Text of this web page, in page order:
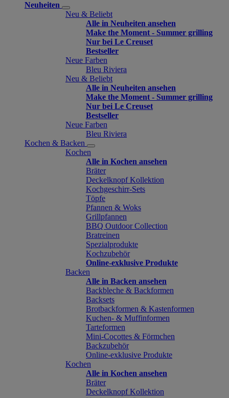
Neuheiten
Neu & Beliebt
Alle in Neuheiten ansehen
Make the Moment - Summer grilling
Nur bei Le Creuset
Bestseller
Neue Farben
Bleu Riviera
Neu & Beliebt
Alle in Neuheiten ansehen
Make the Moment - Summer grilling
Nur bei Le Creuset
Bestseller
Neue Farben
Bleu Riviera
Kochen & Backen
Kochen
Alle in Kochen ansehen
Bräter
Deckelknopf Kollektion
Kochgeschirr-Sets
Töpfe
Pfannen & Woks
Grillpfannen
BBQ Outdoor Collection
Bratreinen
Spezialprodukte
Kochzubehör
Online-exklusive Produkte
Backen
Alle in Backen ansehen
Backbleche & Backformen
Backsets
Brotbackformen & Kastenformen
Kuchen- & Muffinformen
Tarteformen
Mini-Cocottes & Förmchen
Backzubehör
Online-exklusive Produkte
Kochen
Alle in Kochen ansehen
Bräter
Deckelknopf Kollektion